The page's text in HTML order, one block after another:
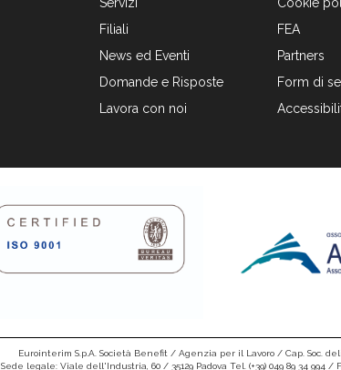
Servizi
Filiali
News ed Eventi
Domande e Risposte
Lavora con noi
Cookie
FEA
Partners
Form di
Eurointerim S.p.A. Società Benefit / Agenzia per il Lavoro / Cap. Soc.
Sede legale: Viale dell'Industria, 60 / 35129 Padova Tel. (+39) 049 89 34 994 /